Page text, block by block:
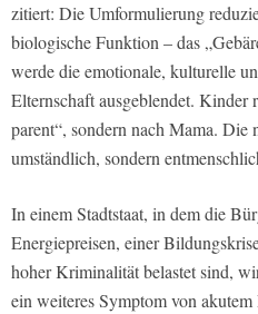
zitiert: Die Umformulierung
biologische Funktion – das
werde die emotionale, kulturelle
Elternschaft ausgeblendet. Kinder
parent“, sondern nach Mama.
umständlich, sondern
In einem Stadtstaat, in dem die
Energiepreisen, einer
hoher Kriminalität belastet sind,
ein weiteres Symptom von